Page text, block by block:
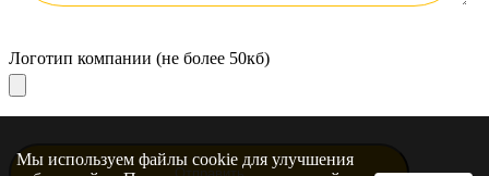
Мы используем файлы cookie для улучшения
Логотип компании (не более 50кб)